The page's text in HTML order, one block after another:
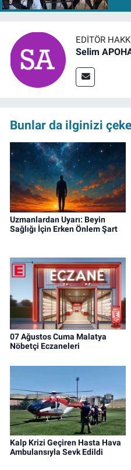
EDITÖR
Selim
Bunlar da ilginizi
Uzmanlardan Uyarı: Beyin
Sağlığı İçin Erken Önlem Şart
07 Ağustos Cuma Malatya
Nöbetçi Eczaneleri
Kalp Krizi Geçiren Hasta Hava
Ambulansıyla Sevk Edildi